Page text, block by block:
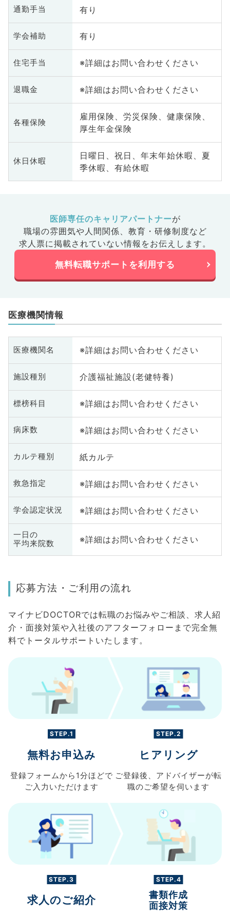
通勤手当 有り
学会補助 有り
住宅手当 ※詳細はお問い合わせください
退職金 ※詳細はお問い合わせください
各種保険
雇用保険、労災保険、健康保険、
厚生年金保険
休日休暇
日曜日、祝日、年末年始休暇、夏
季休暇、有給休暇
医師専任のキャリアパートナーが
職場の雰囲気や人間関係、 教育・研修制度など
求人票に掲載されていない情報をお伝えします。
無料転職サポートを利用する
医療機関情報
医療機関名 ※詳細はお問い合わせください
施設種別 介護福祉施設(老健特養)
標榜科目 ※詳細はお問い合わせください
病床数 ※詳細はお問い合わせください
カルテ種別 紙カルテ
救急指定 ※詳細はお問い合わせください
学会認定状況 ※詳細はお問い合わせください
一日の
平均来院数
※詳細はお問い合わせください
応募方法・ご利用の流れ
マイナビDOCTORでは転職のお悩みやご相談、求人紹
介・面接対策や入社後のアフターフォローまで完全無
料でトータルサポートいたします。
STEP.1
無料お申込み
登録フォームから 1分ほどで
ご入力 いただけます
STEP.2
ヒアリング
ご登録後、 アドバイザーが転
職のご希望を伺います
STEP.3
求人のご紹介
STEP.4
書類作成
面接対策